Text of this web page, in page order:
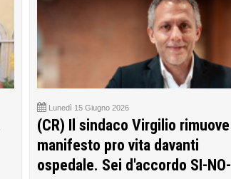
Lunedì 15 Giugno 2026
(CR) Il sindaco Virgilio rimuove
manifesto pro vita davanti
ospedale. Sei d'accordo SI-NO-